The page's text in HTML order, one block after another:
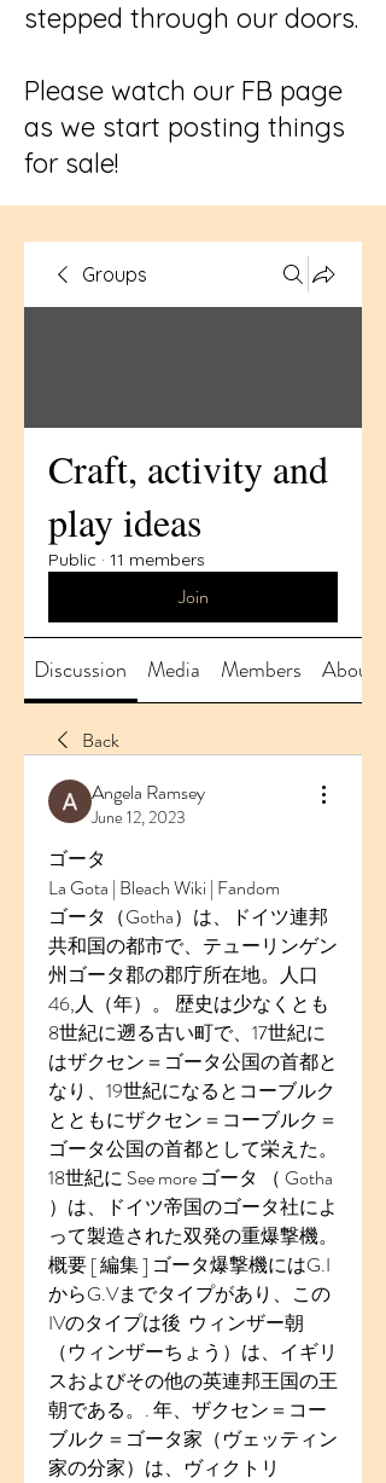
stepped through our doors.
Please watch our FB page
as we start posting things
for sale!
Groups
Craft, activity and
play ideas
Public · 11 members
Join
Discussion Media Members About
Back
Angela Ramsey
June 12, 2023
ゴータ
La Gota | Bleach Wiki | Fandom
ゴータ（Gotha）は、ドイツ連邦
共和国の都市で、テューリンゲン
州ゴータ郡の郡庁所在地。人口
46,人（年）。 歴史は少なくとも
8世紀に遡る古い町で、17世紀に
はザクセン＝ゴータ公国の首都と
なり、19世紀になるとコーブルク
とともにザクセン＝コーブルク＝
ゴータ公国の首都として栄えた。
18世紀に See more ゴータ （ Gotha
）は、ドイツ帝国のゴータ社によ
って製造された双発の重爆撃機。
概要 [ 編集 ] ゴータ爆撃機にはG.I
からG.Vまでタイプがあり、この
IVのタイプは後  ウィンザー朝
（ウィンザーちょう）は、イギリ
スおよびその他の英連邦王国の王
朝である。. 年、ザクセン＝コー
ブルク＝ゴータ家（ヴェッティン
家の分家）は、ヴィクトリ